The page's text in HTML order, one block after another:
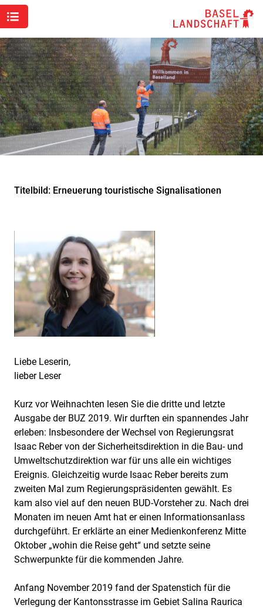
Titelbild: Erneuerung touristische Signalisationen
Liebe Leserin,
lieber Leser
Kurz vor Weihnachten lesen Sie die dritte und letzte
Ausgabe der BUZ 2019. Wir durften ein spannendes Jahr
erleben: Insbesondere der Wechsel von Regierungsrat
Isaac Reber von der Sicherheitsdirektion in die Bau- und
Umweltschutzdirektion war für uns alle ein wichtiges
Ereignis. Gleichzeitig wurde Isaac Reber bereits zum
zweiten Mal zum Regierungspräsidenten gewählt. Es
kam also viel auf den neuen BUD-Vorsteher zu. Nach drei
Monaten im neuen Amt hat er einen Informationsanlass
durchgeführt. Er erklärte an einer Medienkonferenz Mitte
Oktober „wohin die Reise geht“ und setzte seine
Schwerpunkte für die kommenden Jahre.
Anfang November 2019 fand der Spatenstich für die
Verlegung der Kantonsstrasse im Gebiet Salina Raurica